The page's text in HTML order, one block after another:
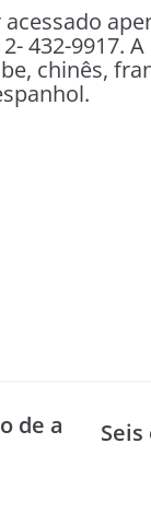
432-9917.
chinês,
de a